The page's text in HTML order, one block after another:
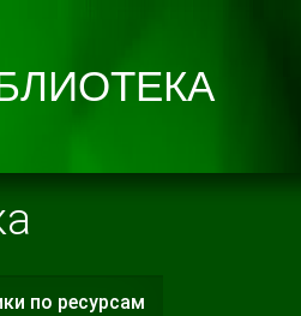
по ресурсам